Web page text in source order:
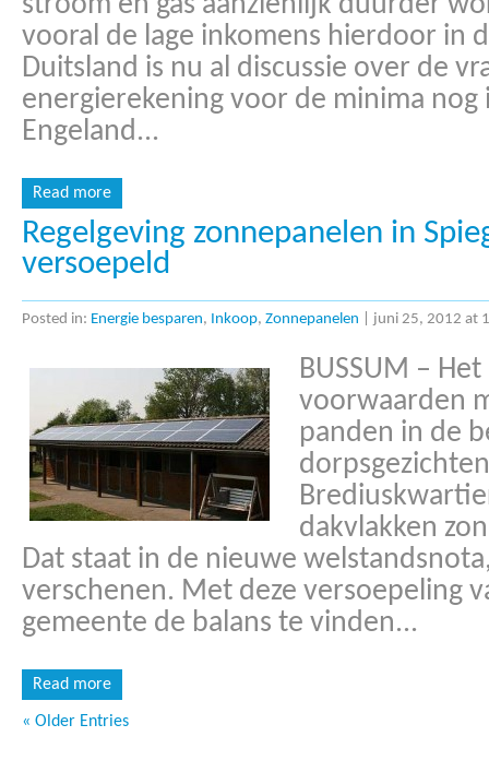
vooral de lage inkomens hierdoor in
Duitsland is nu al discussie over de
energierekening voor de minima nog
Engeland...
Read more
Regelgeving zonnepanelen in
versoepeld
Posted in: Energie besparen, Inkoop, Zonnepanelen juni 25, 2012 at
BUSSUM –
voorwaarden
panden in de
dakvlakken
Dat staat in de nieuwe
verschenen. Met deze versoepeling
gemeente de balans te vinden...
Read more
« Older Entries